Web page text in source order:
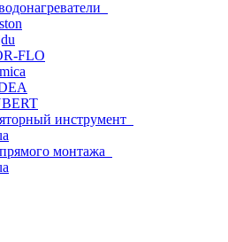
FLO
инструмент
монтажа